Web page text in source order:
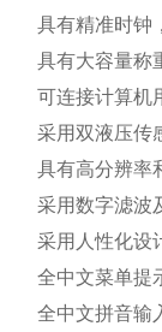
具有精准时钟
具有大容量称
可连接计算机
采用双液压传
具有高分辨率
采用数字滤波
采用人性化设
全中文菜单提
全中文拼音输